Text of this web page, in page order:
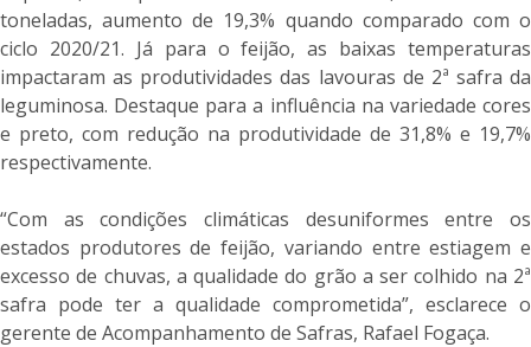
toneladas, aumento de 19,3% quando comparado com o
ciclo 2020/21. Já para o feijão, as baixas temperaturas
impactaram as produtividades das lavouras de 2ª safra da
leguminosa. Destaque para a influência na variedade cores
e preto, com redução na produtividade de 31,8% e 19,7%
respectivamente.
“Com as condições climáticas desuniformes entre os
estados produtores de feijão, variando entre estiagem e
excesso de chuvas, a qualidade do grão a ser colhido na 2ª
safra pode ter a qualidade comprometida”, esclarece o
gerente de Acompanhamento de Safras, Rafael Fogaça.